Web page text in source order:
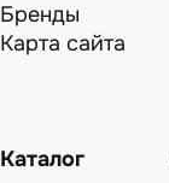
Бренды
Карта сайта
Каталог